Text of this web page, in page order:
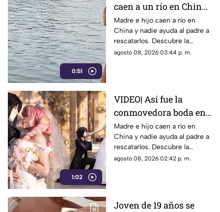
0:51
caen a un río en China
y nadie los ayuda por
esta indignante razón
Madre e hijo caen a río en
China y nadie ayuda al padre a
rescatarlos. Descubre la
polémica ley que castiga a los
agosto 08, 2026 03:44 p. m.
1:02
VIDEO| Así fue la
conmovedora boda en
México que le dio un
final feliz a Mitsuri y
Obana
Madre e hijo caen a río en
China y nadie ayuda al padre a
rescatarlos. Descubre la
polémica ley que castiga a los
agosto 08, 2026 02:42 p. m.
Joven de 19 años se